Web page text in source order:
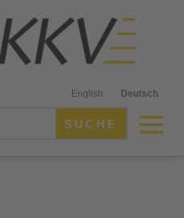
English Deutsch